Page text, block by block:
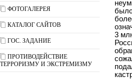
ФОТОГАЛЕРЕЯ
КАТАЛОГ САЙТОВ
ГОС. ЗАДАНИЕ
ПРОТИВОДЕЙСТВИЕ
ТЕРРОРИЗМУ И ЭКСТРЕМИЗМУ
3